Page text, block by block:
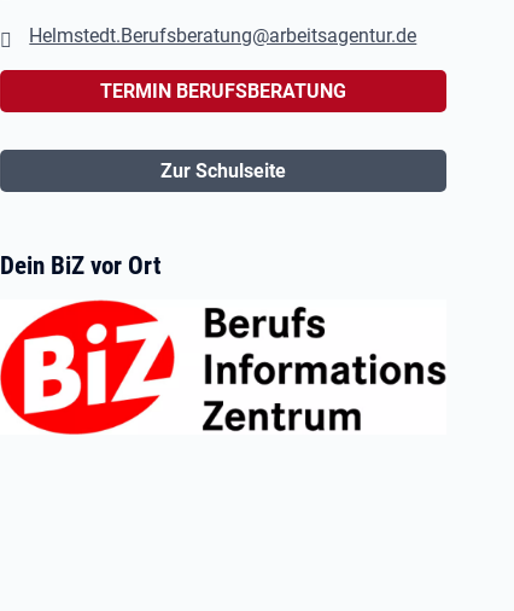
Helmstedt.Berufsberatung@arbeitsagentur.de
TERMIN BERUFSBERATUNG
Zur Schulseite
Dein BiZ vor Ort